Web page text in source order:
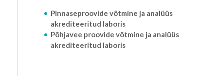
Pinnaseproovide võtmine ja analüüs
akrediteeritud laboris
Põhjavee proovide võtmine ja analüüs
akrediteeritud laboris